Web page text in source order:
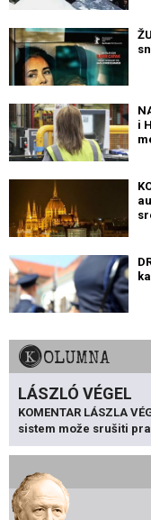
i
KOLUMNA
LÁSZLÓ VÉGEL
KOMENTAR LÁSZLA
sistem može srušiti